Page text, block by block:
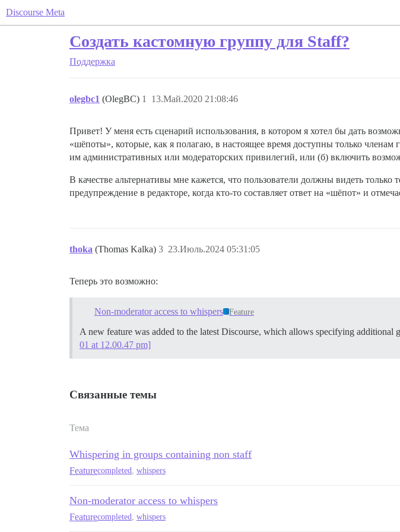
Discourse Meta
Создать кастомную группу для Staff?
Поддержка
olegbc1 (OlegBC) 13.Май.2020 21:08:46
1
Привет! У меня есть сценарий использования, в котором я хотел бы дать
«шёпоты», которые, как я полагаю, в настоящее время доступны только
им административных или модераторских привилегий, или (б) включить
В качестве альтернативы мне кажется, что пользователи должны видеть
предупреждение в редакторе, когда кто-то составляет ответ на «шёпот» и
thoka (Thomas Kalka) 23.Июль.2024 05:31:05
3
Теперь это возможно:
Non-moderator access to whispers Feature
A new feature was added to the latest Discourse, which allows specifying additional
01 at 12.00.47 pm]
Связанные темы
Тема
Whispering in groups containing non staff
Featurecompleted, whispers
Non-moderator access to whispers
Featurecompleted, whispers